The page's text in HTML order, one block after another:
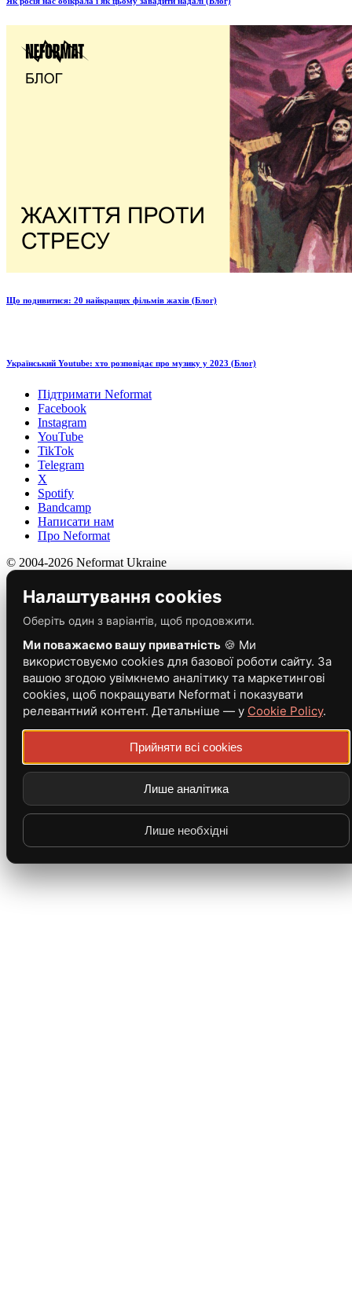
Що подивитися: 20 найкращих фільмів жахів (Блог)
Український Youtube: хто розповідає про музику у 2023 (Блог)
Підтримати Neformat
Facebook
Instagram
YouTube
TikTok
Telegram
X
Spotify
Bandcamp
Написати нам
Про Neformat
© 2004-2026 Neformat Ukraine
Налаштування cookies
Оберіть один з варіантів, щоб продовжити.
Ми поважаємо вашу приватність 🍪 Ми
використовуємо cookies для базової роботи сайту. За
вашою згодою увімкнемо аналітику та маркетингові
cookies, щоб покращувати Neformat і показувати
релевантний контент. Детальніше — у Cookie Policy.
Прийняти всі cookies
Лише аналітика
Лише необхідні